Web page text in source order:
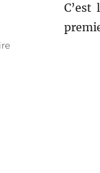
sur